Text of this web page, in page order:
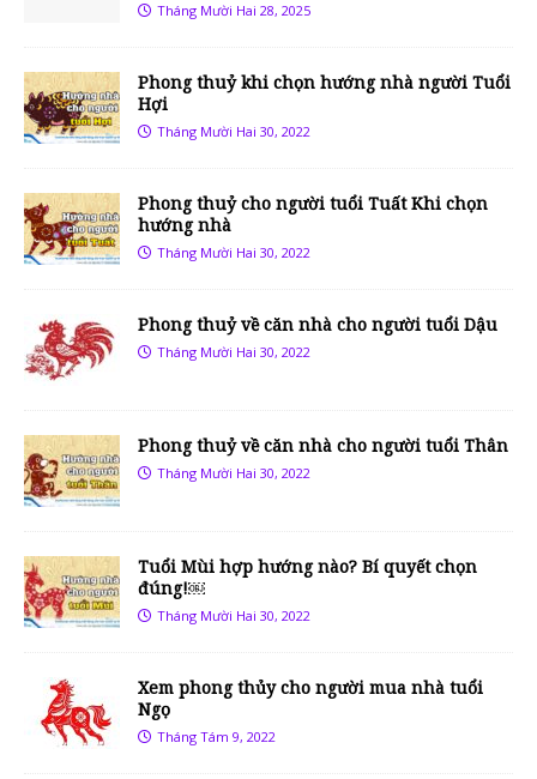
Tháng Mười Hai 28, 2025
Phong thuỷ khi chọn hướng nhà người Tuổi
Hợi
Tháng Mười Hai 30, 2022
Phong thuỷ cho người tuổi Tuất Khi chọn
hướng nhà
Tháng Mười Hai 30, 2022
Phong thuỷ về căn nhà cho người tuổi Dậu
Tháng Mười Hai 30, 2022
Phong thuỷ về căn nhà cho người tuổi Thân
Tháng Mười Hai 30, 2022
Tuổi Mùi hợp hướng nào? Bí quyết chọn
đúng!￼
Tháng Mười Hai 30, 2022
Xem phong thủy cho người mua nhà tuổi
Ngọ
Tháng Tám 9, 2022